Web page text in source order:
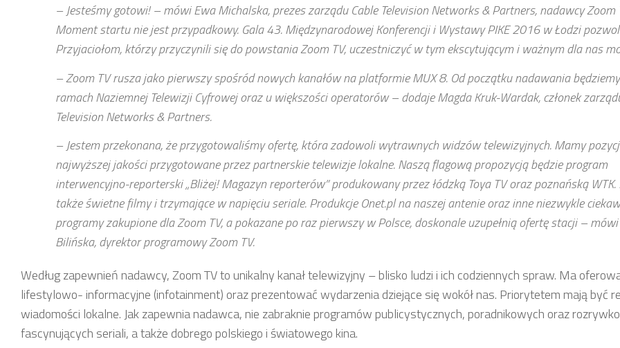
– Jesteśmy gotowi! – mówi Ewa Michalska, prezes zarządu Cable Television Networks & Partners, nadawcy Zoom
Moment startu nie jest przypadkowy. Gala 43. Międzynarodowej Konferencji i Wystawy PIKE 2016 w Łodzi
Przyjaciołom, którzy przyczynili się do powstania Zoom TV, uczestniczyć w tym ekscytującym i ważnym dla nas
– Zoom TV rusza jako pierwszy spośród nowych kanałów na platformie MUX 8. Od początku nadawania
ramach Naziemnej Telewizji Cyfrowej oraz u większości operatorów – dodaje Magda Kruk-Wardak, członek
Television Networks & Partners.
– Jestem przekonana, że przygotowaliśmy ofertę, która zadowoli wytrawnych widzów telewizyjnych. Mamy
najwyższej jakości przygotowane przez partnerskie telewizje lokalne. Naszą flagową propozycją będzie program
interwencyjno-reporterski „Bliżej! Magazyn reporterów” produkowany przez łódzką Toya TV oraz poznańską
także świetne filmy i trzymające w napięciu seriale. Produkcje Onet.pl na naszej antenie oraz inne niezwykle
programy zakupione dla Zoom TV, a pokazane po raz pierwszy w Polsce, doskonale uzupełnią ofertę stacji –
Bilińska, dyrektor programowy Zoom TV.
Według zapewnień nadawcy, Zoom TV to unikalny kanał telewizyjny – blisko ludzi i ich codziennych spraw. Ma
lifestylowo- informacyjne (infotainment) oraz prezentować wydarzenia dziejące się wokół nas. Priorytetem mają być
wiadomości lokalne. Jak zapewnia nadawca, nie zabraknie programów publicystycznych, poradnikowych oraz
fascynujących seriali, a także dobrego polskiego i światowego kina.